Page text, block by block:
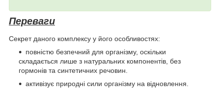
Переваги
Секрет даного комплексу у його особливостях:
повністю безпечний для організму, оскільки
складається лише з натуральних компонентів, без
гормонів та синтетичних речовин.
активізує природні сили організму на відновлення.